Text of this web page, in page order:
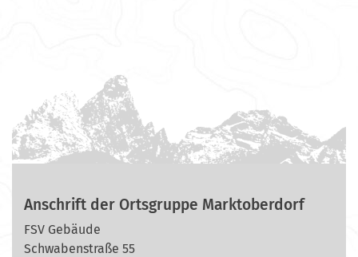
Anschrift der Ortsgruppe Marktoberdorf
FSV Gebäude
Schwabenstraße 55